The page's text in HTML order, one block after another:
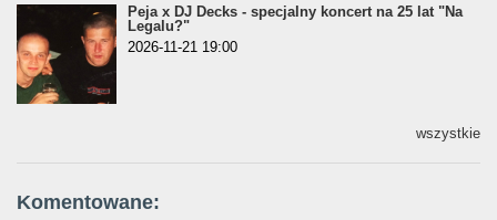
Peja x DJ Decks - specjalny koncert na 25 lat "Na
Legalu?"
2026-11-21 19:00
wszystkie
Komentowane: